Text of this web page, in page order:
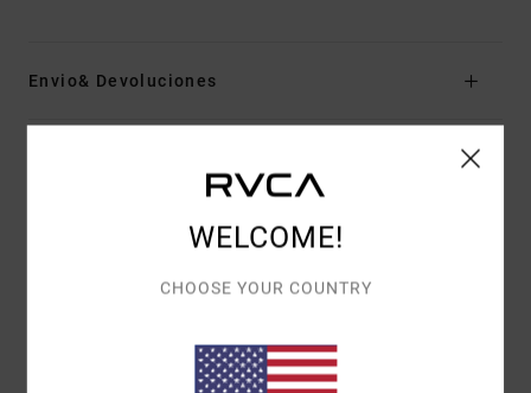
Envio& Devoluciones
Avaliações dos clientes
5.0
WELCOME!
CHOOSE YOUR COUNTRY